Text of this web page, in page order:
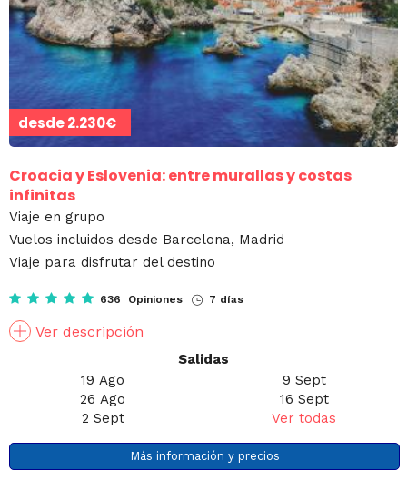
desde2.230€
Croacia y Eslovenia: entre murallas y costas
infinitas
Viaje en grupo
Vuelos incluidos desde Barcelona, Madrid
Viaje para disfrutar del destino
636 Opiniones 7 días
Ver descripción
Salidas
19 Ago
26 Ago
2 Sept
9 Sept
16 Sept
Ver todas
Más información y precios